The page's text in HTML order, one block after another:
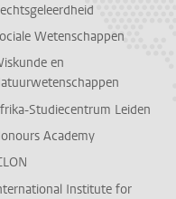
Wetenschappen
en
Studiecentrum Leiden
Academy
Institute for